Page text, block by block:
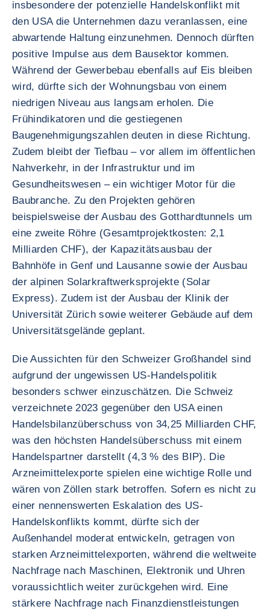
insbesondere der potenzielle Handelskonflikt mit
den USA die Unternehmen dazu veranlassen, eine
abwartende Haltung einzunehmen. Dennoch dürften
positive Impulse aus dem Bausektor kommen.
Während der Gewerbebau ebenfalls auf Eis bleiben
wird, dürfte sich der Wohnungsbau von einem
niedrigen Niveau aus langsam erholen. Die
Frühindikatoren und die gestiegenen
Baugenehmigungszahlen deuten in diese Richtung.
Zudem bleibt der Tiefbau – vor allem im öffentlichen
Nahverkehr, in der Infrastruktur und im
Gesundheitswesen – ein wichtiger Motor für die
Baubranche. Zu den Projekten gehören
beispielsweise der Ausbau des Gotthardtunnels um
eine zweite Röhre (Gesamtprojektkosten: 2,1
Milliarden CHF), der Kapazitätsausbau der
Bahnhöfe in Genf und Lausanne sowie der Ausbau
der alpinen Solarkraftwerksprojekte (Solar
Express). Zudem ist der Ausbau der Klinik der
Universität Zürich sowie weiterer Gebäude auf dem
Universitätsgelände geplant.
Die Aussichten für den Schweizer Großhandel sind
aufgrund der ungewissen US-Handelspolitik
besonders schwer einzuschätzen. Die Schweiz
verzeichnete 2023 gegenüber den USA einen
Handelsbilanzüberschuss von 34,25 Milliarden CHF,
was den höchsten Handelsüberschuss mit einem
Handelspartner darstellt (4,3 % des BIP). Die
Arzneimittelexporte spielen eine wichtige Rolle und
wären von Zöllen stark betroffen. Sofern es nicht zu
einer nennenswerten Eskalation des US-
Handelskonflikts kommt, dürfte sich der
Außenhandel moderat entwickeln, getragen von
starken Arzneimittelexporten, während die weltweite
Nachfrage nach Maschinen, Elektronik und Uhren
voraussichtlich weiter zurückgehen wird. Eine
stärkere Nachfrage nach Finanzdienstleistungen